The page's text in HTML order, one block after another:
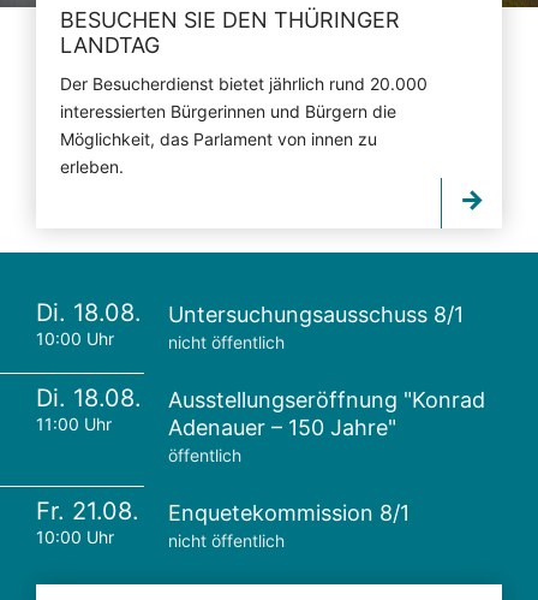
BESUCHEN SIE DEN THÜRINGER
LANDTAG
Der Besucherdienst bietet jährlich rund 20.000
interessierten Bürgerinnen und Bürgern die
Möglichkeit, das Parlament von innen zu
erleben.
Di. 18.08.
10:00 Uhr
Untersuchungsausschuss 8/1
nicht öffentlich
Di. 18.08.
11:00 Uhr
Ausstellungseröffnung "Konrad
Adenauer – 150 Jahre"
öffentlich
Fr. 21.08.
10:00 Uhr
Enquetekommission 8/1
nicht öffentlich